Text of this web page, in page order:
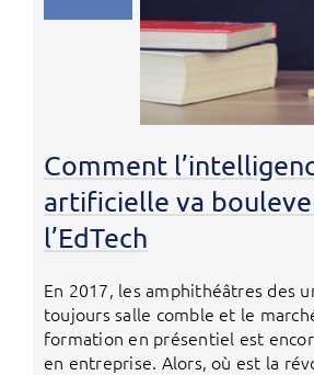
Comment
artificielle va
l’EdTech
En 2017, les amphithéâtres des
toujours salle comble et le
formation en présentiel est
en entreprise. Alors, où est la